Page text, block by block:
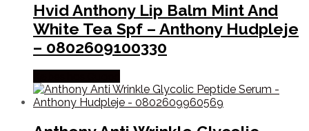
Hvid Anthony Lip Balm Mint And
White Tea Spf – Anthony Hudpleje
– 0802609100330